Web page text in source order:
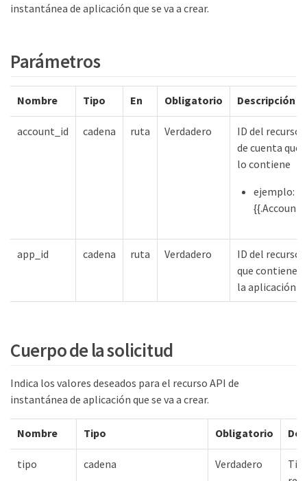
instantánea de aplicación que se va a crear.
Parámetros
Nombre Tipo En Obligatorio Descripción
account_id cadena ruta Verdadero
ID del recurso
de cuenta que
lo contiene
ejemplo:
{{.Account}}
app_id cadena ruta Verdadero
ID del recurso
que contiene
la aplicación
Cuerpo de la solicitud
Indica los valores deseados para el recurso API de
instantánea de aplicación que se va a crear.
Nombre Tipo Obligatorio
tipo cadena Verdadero